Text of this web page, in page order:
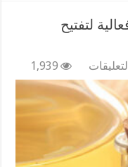
لتفتيح
التعليقات على
ما
هي
الزيوت
فعالية
لتفتيح
1,939